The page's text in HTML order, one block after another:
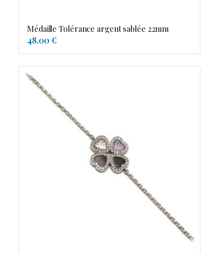
Médaille Tolérance argent sablée 22mm
48.00 €